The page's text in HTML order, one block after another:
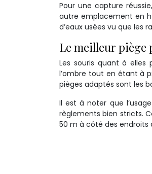
Pour une capture
autre emplacement en
d’eaux usées vu que les
Le meilleur piège
Les souris quant à elles
l’ombre tout en étant à
pièges adaptés sont les
Il est à noter que
règlements bien stricts.
50 m à côté des endroits